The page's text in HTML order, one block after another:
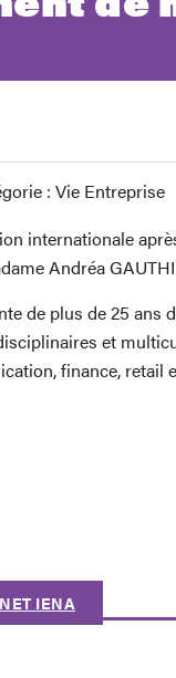
: Vie Entreprise
internationale
Andréa
de plus de 25
et
finance, retail
IENA